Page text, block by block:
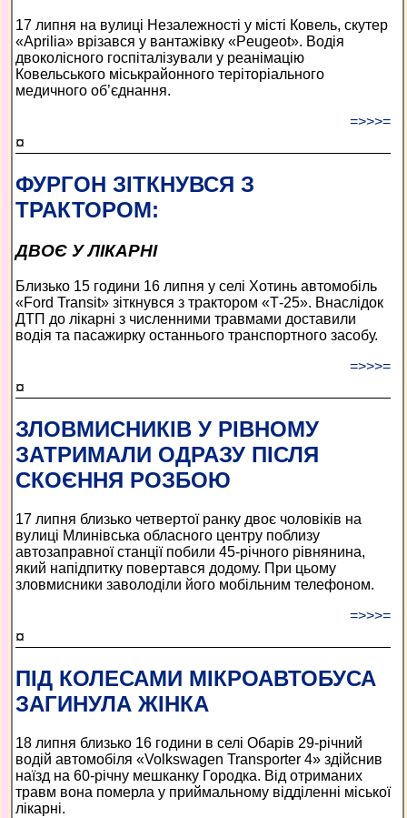
17 липня на вулиці Незалежності у місті Ковель, скутер
«Аprilia» врізався у вантажівку «Peugeot». Водія
двоколісного госпіталізували у реанімацію
Ковельського міськрайонного теріторіального
медичного об’єднання.
=>>>=
¤
ФУРГОН ЗІТКНУВСЯ З
ТРАКТОРОМ:
ДВОЄ У ЛІКАРНІ
Близько 15 години 16 липня у селі Хотинь автомобіль
«Ford Transit» зіткнувся з трактором «Т-25». Внаслідок
ДТП до лікарні з численними травмами доставили
водія та пасажирку останнього транспортного засобу.
=>>>=
¤
ЗЛОВМИСНИКІВ У РІВНОМУ
ЗАТРИМАЛИ ОДРАЗУ ПІСЛЯ
СКОЄННЯ РОЗБОЮ
17 липня близько четвертої ранку двоє чоловіків на
вулиці Млинівська обласного центру поблизу
автозаправної станції побили 45-річного рівнянина,
який напідпитку повертався додому. При цьому
зловмисники заволоділи його мобільним телефоном.
=>>>=
¤
ПІД КОЛЕСАМИ МІКРОАВТОБУСА
ЗАГИНУЛА ЖІНКА
18 липня близько 16 години в селі Обарів 29-річний
водій автомобіля «Volkswagen Transporter 4» здійснив
наїзд на 60-річну мешканку Городка. Від отриманих
травм вона померла у приймальному відділенні міської
лікарні.